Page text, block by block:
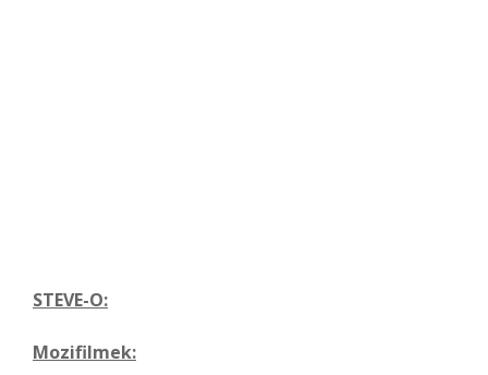
STEVE-O:
Mozifilmek: